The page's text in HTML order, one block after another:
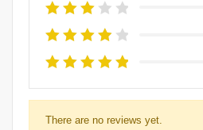
There are no reviews yet.